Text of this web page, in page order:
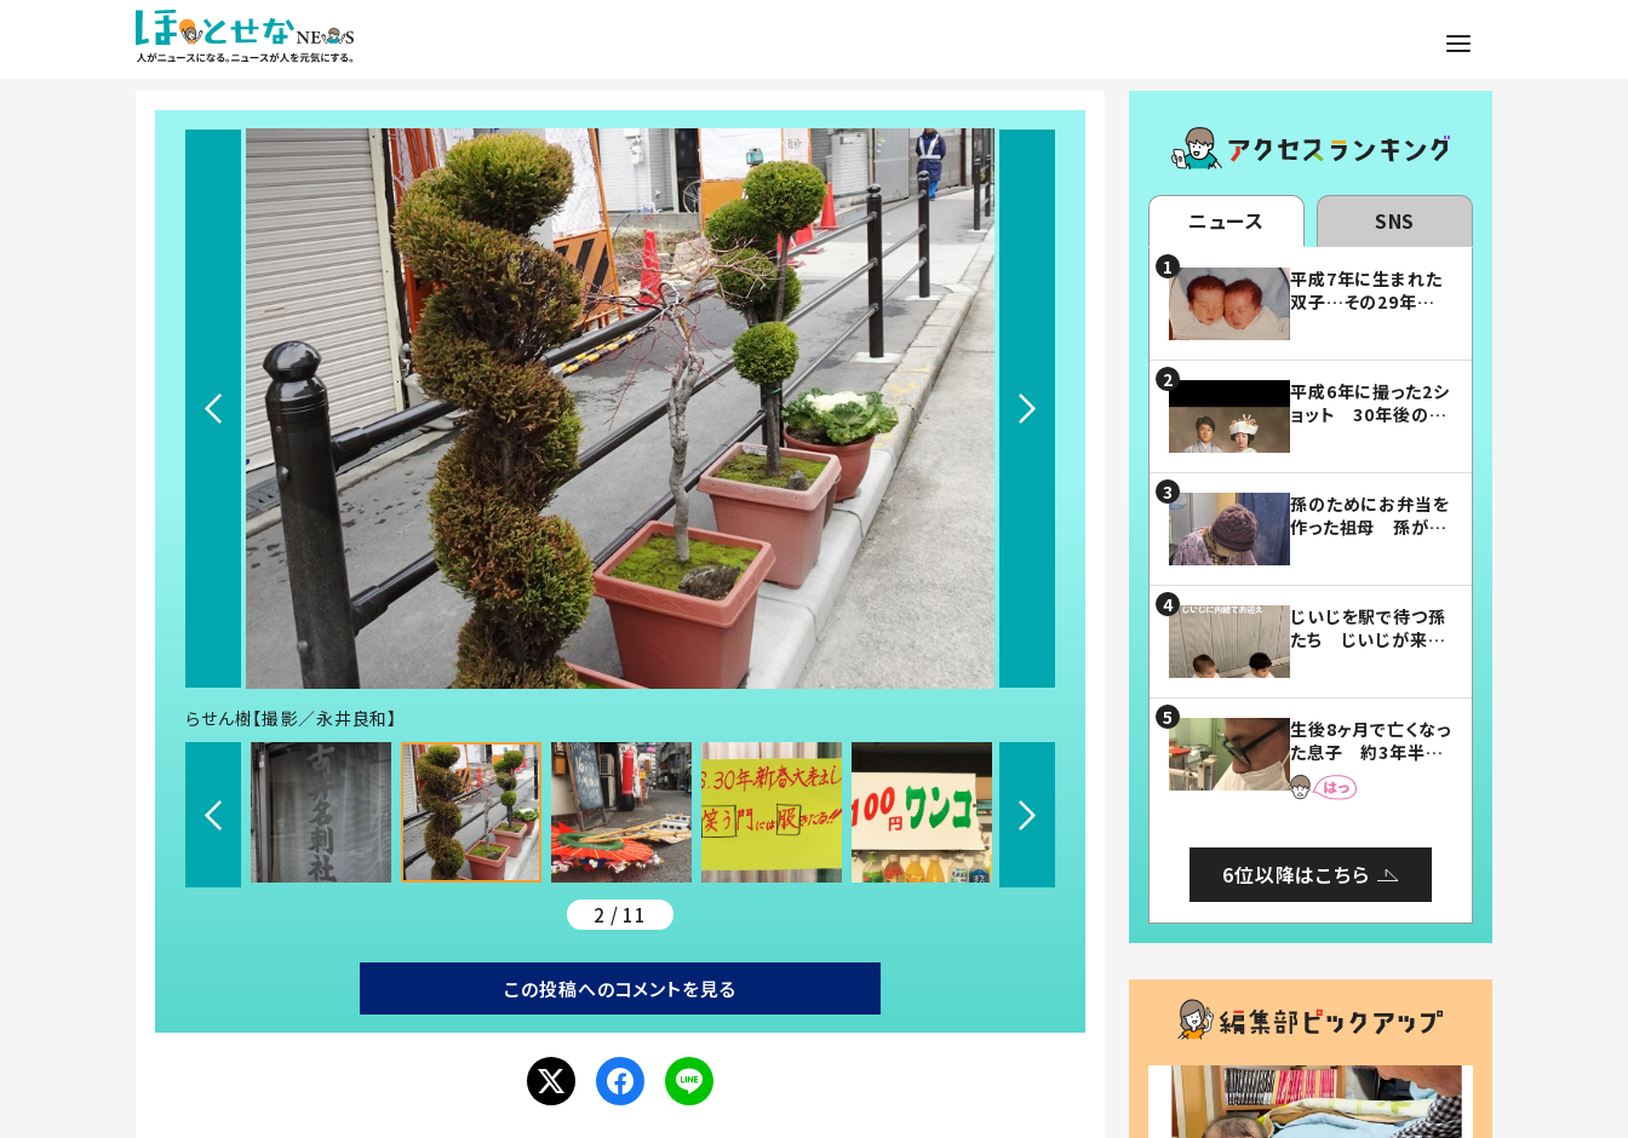
らせん樹【撮影／永井良和】
2 / 11
この投稿へのコメントを見る
ニュース SNS
平成7年に生まれた
双子…その29年後
平成6年に撮った2シ
ョット 30年後の姿
孫のためにお弁当を
作った祖母 孫が絶
じいじを駅で待つ孫
たち じいじが来た
まらない」「幸せにな
れる」
生後8ヶ月で亡くなっ
た息子 約3年半
後、当時の妻の日記
に書いてあった本音
6位以降はこちら